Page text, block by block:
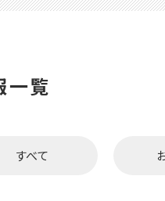
一覧
すべて